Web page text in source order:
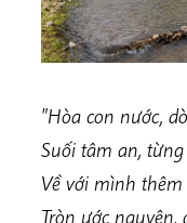
"Hòa con nước,
Suối tâm an,
Về với mình
Tròn ước